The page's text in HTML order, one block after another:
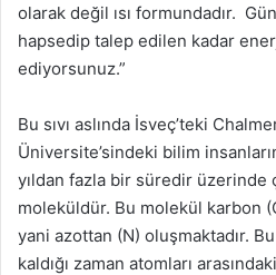
olarak değil ısı formundadır.
hapsedip talep edilen kadar
ediyorsunuz.”
Bu sıvı aslında İsveç’teki
Üniversite’sindeki bilim
yıldan fazla bir süredir üzerinde
moleküldür. Bu molekül karbon
yani azottan (N) oluşmaktadır. Bu
kaldığı zaman atomları